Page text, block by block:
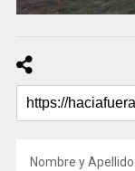
Nombre y Apellido